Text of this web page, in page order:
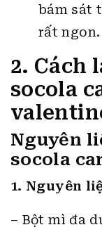
bám sát
rất ngon.
2. Cách
socola
Nguyên
socola
1. Nguyên
– Bột mì đa